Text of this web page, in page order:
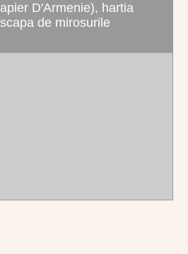
D'Armenie), hartia
de mirosurile